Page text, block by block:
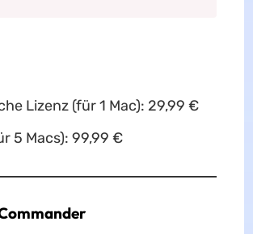
Lizenz (für 1 Mac): 29,99 €
5 Macs): 99,99 €